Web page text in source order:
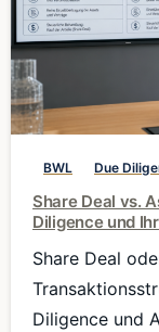
BWL Due
Share Deal vs.
Diligence und
Share Deal
Diligence und